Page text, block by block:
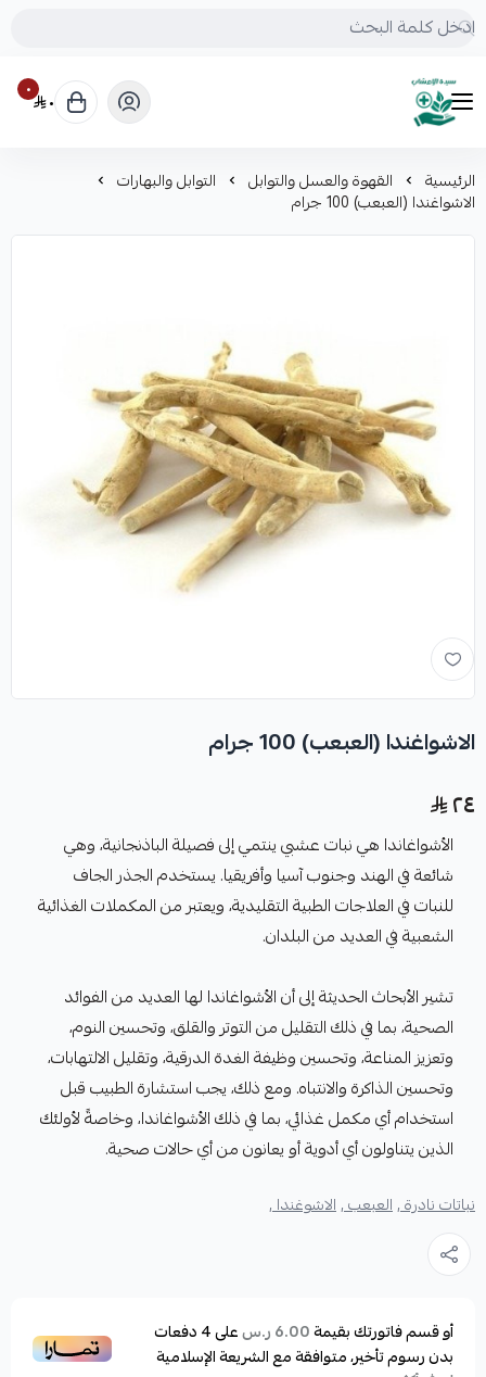
mrs.grasses
٠ ٠
الرئيسية القهوة والعسل والتوابل التوابل والبهارات
الاشواغندا (العبعب) 100 جرام
الاشواغندا (العبعب) 100 جرام
٢٤
الأشواغاندا هي نبات عشبي ينتمي إلى فصيلة الباذنجانية، وهي
شائعة في الهند وجنوب آسيا وأفريقيا. يستخدم الجذر الجاف
للنبات في العلاجات الطبية التقليدية، ويعتبر من المكملات الغذائية
الشعبية في العديد من البلدان.
تشير الأبحاث الحديثة إلى أن الأشواغاندا لها العديد من الفوائد
الصحية، بما في ذلك التقليل من التوتر والقلق، وتحسين النوم،
وتعزيز المناعة، وتحسين وظيفة الغدة الدرقية، وتقليل الالتهابات،
وتحسين الذاكرة والانتباه. ومع ذلك، يجب استشارة الطبيب قبل
استخدام أي مكمل غذائي، بما في ذلك الأشواغاندا، وخاصةً لأولئك
الذين يتناولون أي أدوية أو يعانون من أي حالات صحية.
نباتات نادرة ,العبعب ,الاشوغندا ,
أو قسم فاتورتك بقيمة6.00 ر.س على4دفعات
بدون رسوم تأخير، متوافقة مع الشريعة الإسلامية